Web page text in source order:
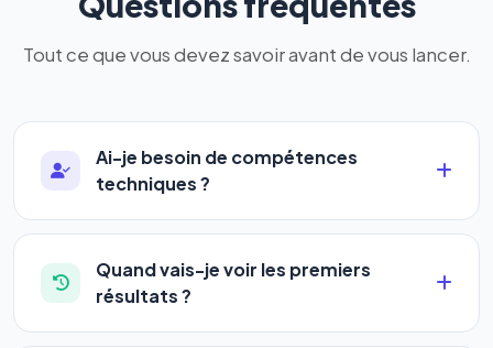
Tout ce que vous devez savoir avant de vous lancer.
Ai-je besoin de compétences
techniques ?
Absolument pas. Notre logiciel a été conçu pour
être accessible àtous les profils: artisans,
commerçants, auto-entrepreneurs, PME ou
Quand vais-je voir les premiers
résultats ?